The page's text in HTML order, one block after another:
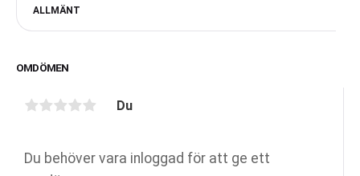
ALLMÄNT
OMDÖMEN
Du